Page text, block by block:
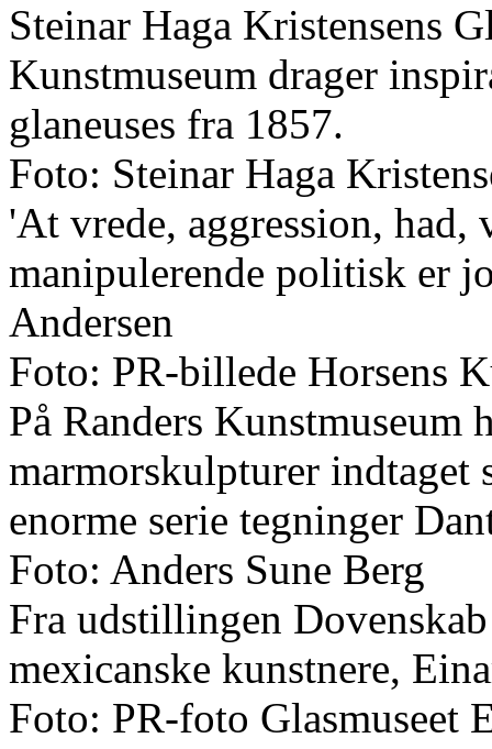
Steinar Haga Kristensens
Kunstmuseum drager
glaneuses fra 1857.
Foto: Steinar Haga
'At vrede, aggression,
manipulerende politisk er
Andersen
Foto: PR-billede Horsens
På Randers
marmorskulpturer indtaget
enorme serie tegninger
Foto: Anders Sune Berg
Fra udstillingen
mexicanske kunstnere,
Foto: PR-foto Glasmuseet